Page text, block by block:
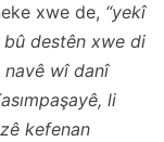
xwe de, “yekî
destên xwe di
wî danî
li
kefenan